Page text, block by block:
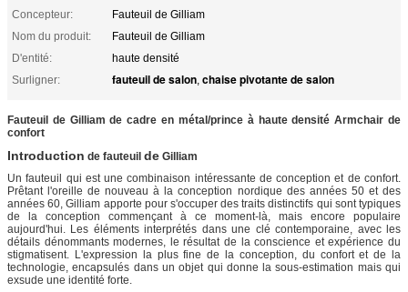
Concepteur:
Fauteuil de Gilliam
Nom du produit:
Fauteuil de Gilliam
D'entité:
haute densité
Surligner:
fauteuil de salon, chaise pivotante de salon
Fauteuil de Gilliam de cadre en métal/prince à haute densité Armchair de
confort
Introduction de fauteuil de Gilliam
Un fauteuil qui est une combinaison intéressante de conception et de confort.
Prêtant l'oreille de nouveau à la conception nordique des années 50 et des
années 60, Gilliam apporte pour s'occuper des traits distinctifs qui sont typiques
de la conception commençant à ce moment-là, mais encore populaire
aujourd'hui. Les éléments interprétés dans une clé contemporaine, avec les
détails dénommants modernes, le résultat de la conscience et expérience du
stigmatisent. L'expression la plus fine de la conception, du confort et de la
technologie, encapsulés dans un objet qui donne la sous-estimation mais qui
exsude une identité forte.